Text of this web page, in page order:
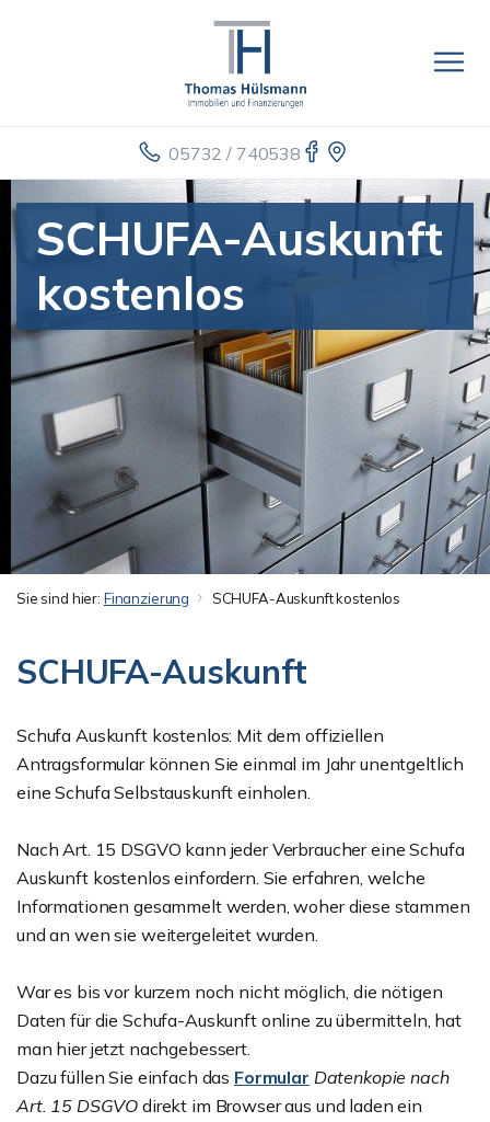
05732 / 740538
SCHUFA-Auskunft
kostenlos
Sie sind hier: Finanzierung SCHUFA-Auskunft kostenlos
SCHUFA-Auskunft
Schufa Auskunft kostenlos: Mit dem offiziellen
Antragsformular können Sie einmal im Jahr unentgeltlich
eine Schufa Selbstauskunft einholen.
Nach Art. 15 DSGVO kann jeder Verbraucher eine Schufa
Auskunft kostenlos einfordern. Sie erfahren, welche
Informationen gesammelt werden, woher diese stammen
und an wen sie weitergeleitet wurden.
War es bis vor kurzem noch nicht möglich, die nötigen
Daten für die Schufa-Auskunft online zu übermitteln, hat
man hier jetzt nachgebessert.
Dazu füllen Sie einfach das Formular Datenkopienach
Art. 15 DSGVO direkt im Browser aus und laden ein